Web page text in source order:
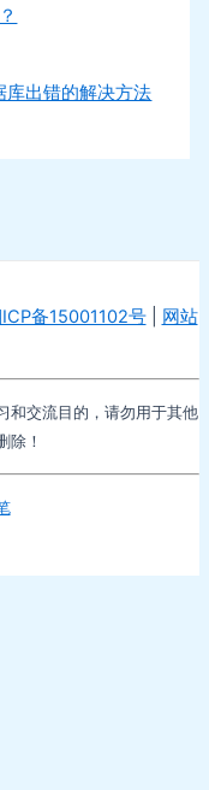
库出错的解决方法
备15001102号| 网站
和交流目的，请勿用于其他
除！